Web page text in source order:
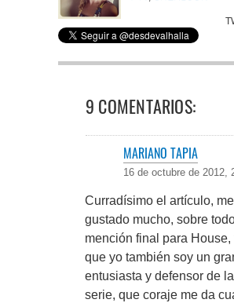
9 COMENTARIOS:
MARIANO TAPIA
16 de octubre de 2012,
Curradísimo el artículo,
gustado mucho, sobre
mención final para House,
que yo también soy un
entusiasta y defensor de la
serie, que coraje me da